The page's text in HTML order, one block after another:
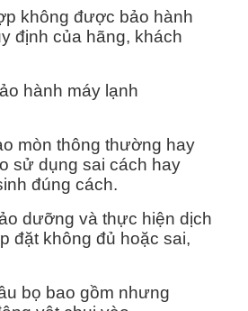
không được bảo hành
định của hãng, khách
hành máy lạnh
mòn thông thường hay
sử dụng sai cách hay
đúng cách.
dưỡng và thực hiện dịch
đặt không đủ hoặc sai,
bọ bao gồm nhưng